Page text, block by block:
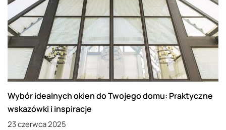
Wybór idealnych okien do Twojego domu: Praktyczne
wskazówki i inspiracje
23 czerwca 2025